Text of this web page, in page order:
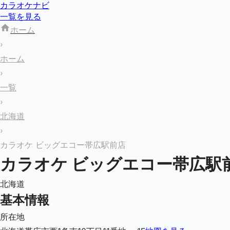
カラオケナビ
一覧を見る
ホーム
›
ホーム
›
一覧
›
北海道
›
カラオケ ビッグエコー帯広駅前店
カラオケ ビッグエコー帯広駅
北海道
基本情報
所在地